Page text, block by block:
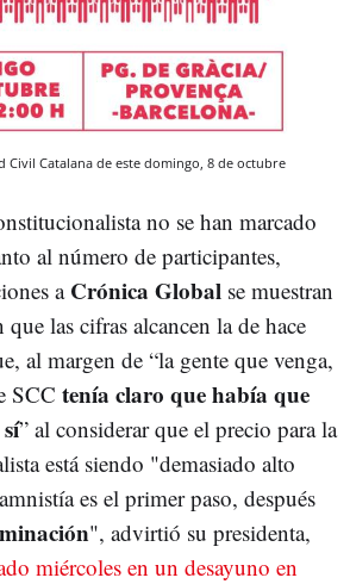
Civil Catalana de este domingo, 8 de octubre
no se han marcado
al número de participantes,
a Crónica Global se muestran
las cifras alcancen la de hace
al margen de “la gente que venga,
SCC tenía claro que había que
” al considerar que el precio para la
está siendo "demasiado alto
es el primer paso, después
", advirtió su presidenta,
miércoles en un desayuno en